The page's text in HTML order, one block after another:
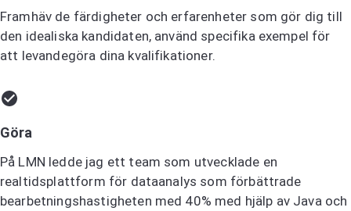
Framhäv de färdigheter och erfarenheter som gör dig till
den idealiska kandidaten, använd specifika exempel för
att levandegöra dina kvalifikationer.
Göra
På LMN ledde jag ett team som utvecklade en
realtidsplattform för dataanalys som förbättrade
bearbetningshastigheten med 40% med hjälp av Java och